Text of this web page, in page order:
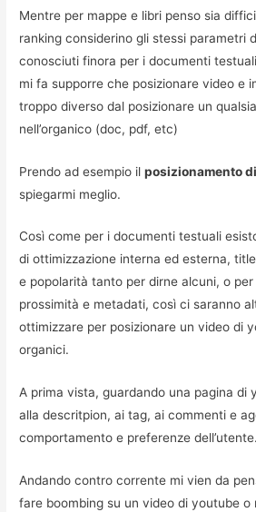
Mentre per mappe e libri penso sia
ranking considerino gli stessi parametri
conosciuti finora per i documenti
mi fa supporre che posizionare video e
troppo diverso dal posizionare un
nell’organico (doc, pdf, etc)
Prendo ad esempio ilposizionamento
spiegarmi meglio.
Così come per i documenti testuali
di ottimizzazione interna ed esterna,
e popolarità tanto per dirne alcuni, o
prossimità e metadati, così ci saranno
ottimizzare per posizionare un video di
organici.
A prima vista, guardando una pagina di
alla descritpion, ai tag, ai commenti e
comportamento e preferenze dell’utente.
Andando contro corrente mi vien da
fare boombing su un video di youtube o